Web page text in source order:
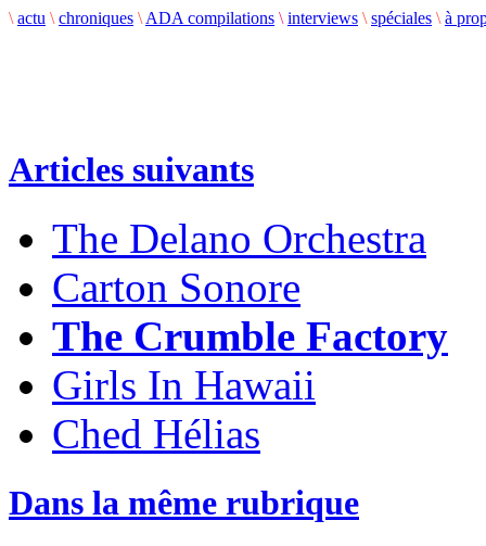
\ actu \ chroniques \ ADA compilations \ interviews \ spéciales \ à
Articles suivants
The Delano Orchestra
Carton Sonore
The Crumble Factory
Girls In Hawaii
Ched Hélias
Dans la même rubrique